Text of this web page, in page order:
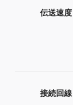
伝送速度
接続回線